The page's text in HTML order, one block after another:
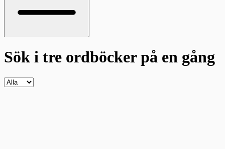
Sök i tre ordböckerpå en gång